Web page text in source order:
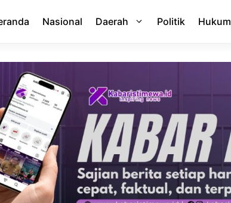
Nasional Daerah Politik